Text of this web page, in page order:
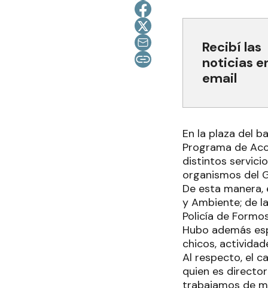
Recibí las
noticias
email
En la plaza del
Programa de
distintos
organismos del
De esta
y Ambiente; de
Policía de
Hubo además
chicos,
Al respecto, el
quien es